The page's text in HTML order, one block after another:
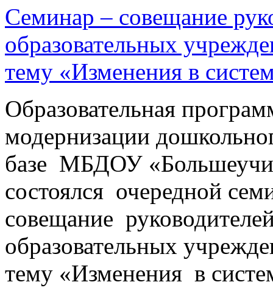
Семинар – совещание
образовательных
тему «Изменения в
Образовательная
модернизации
базе МБДОУ
состоялся очередной
совещание
образовательных
тему «Изменения в